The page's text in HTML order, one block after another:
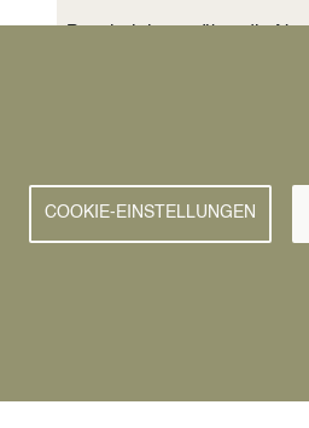
Ausweisdokumente
COOKIE-EINSTELLUNGEN